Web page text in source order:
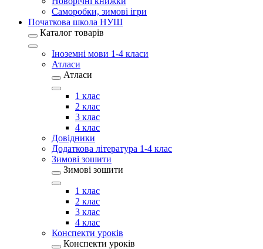
Саморобки, зимові ігри
Початкова школа НУШ
Каталог товарів
Іноземні мови 1-4 класи
Атласи
Атласи
1 клас
2 клас
3 клас
4 клас
Довідники
Додаткова література 1-4 клас
Зимові зошити
Зимові зошити
1 клас
2 клас
3 клас
4 клас
Конспекти уроків
Конспекти уроків